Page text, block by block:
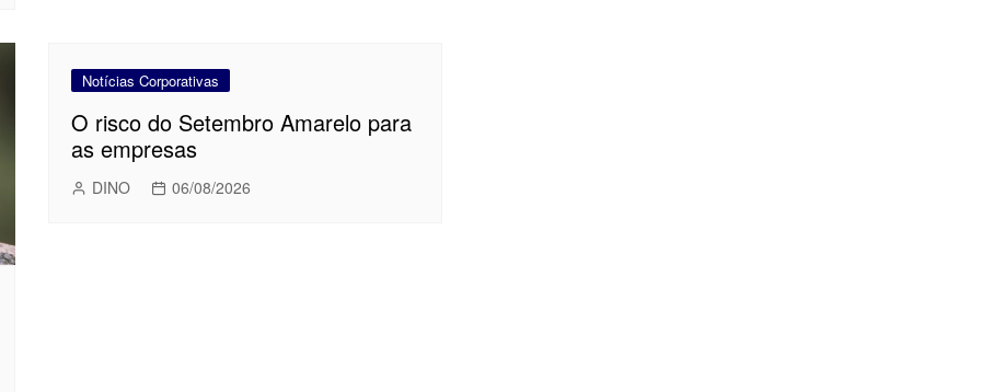
Notícias Corporativas
O risco do Setembro Amarelo para
as empresas
DINO 06/08/2026